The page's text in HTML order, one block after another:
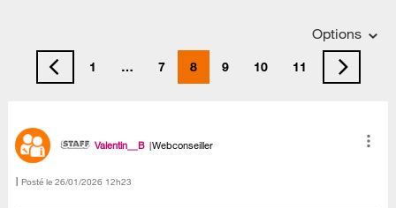
Options
1 … 7 8 9 10 11
Valentin__B Webconseiller
Posté le ‎26/01/2026 12h23